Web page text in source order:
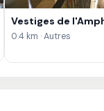
Vestiges de
0.4 km · Autres